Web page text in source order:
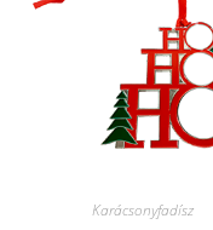
Karácsonyfadísz